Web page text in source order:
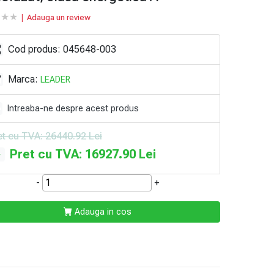
★★
★★ | Adauga un review
Cod produs: 045648-003
Marca:LEADER
Intreaba-ne despre acest produs
cu TVA: 26440.92 Lei
Pret cu TVA: 16927.90 Lei
- +
Adauga in cos